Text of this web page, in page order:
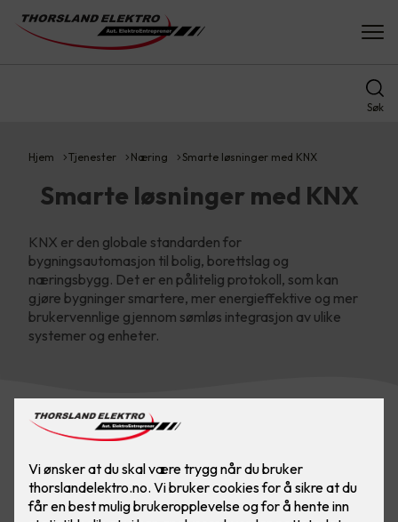
Søk
Hjem Tjenester Næring Smarte løsninger med KNX
Smarte løsninger med KNX
KNX er den globale standarden for
bygningsautomasjon til bolig, borettslag og
næringsbygg. Det er en pålitelig protokoll, som kan
gjøre bygninger smartere, mer energieffektive og mer
brukervennlige gjennom sømløs integrasjon av ulike
systemer og enheter.